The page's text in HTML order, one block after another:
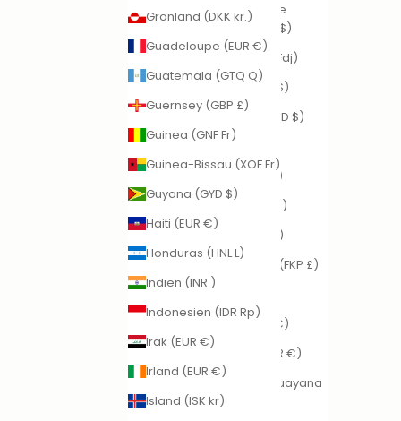
Grönland (DKK kr.)
Guadeloupe (EUR €)
Guatemala (GTQ Q)
Guernsey (GBP £)
Guinea (GNF Fr)
Guinea-Bissau (XOF Fr)
Guyana (GYD $)
Haiti (EUR €)
Honduras (HNL L)
Indien (INR ₹)
Indonesien (IDR Rp)
Irak (EUR €)
Irland (EUR €)
Island (ISK kr)
Dominikanische
Republik (DOP $)
Dschibuti (DJF Fdj)
Ecuador (USD $)
El Salvador (USD $)
Estland (EUR €)
Eswatini (EUR €)
Färöer (DKK kr.)
Falklandinseln (FKP £)
Finnland (EUR €)
Frankreich (EUR €)
Französisch-Guayana
(EUR €)